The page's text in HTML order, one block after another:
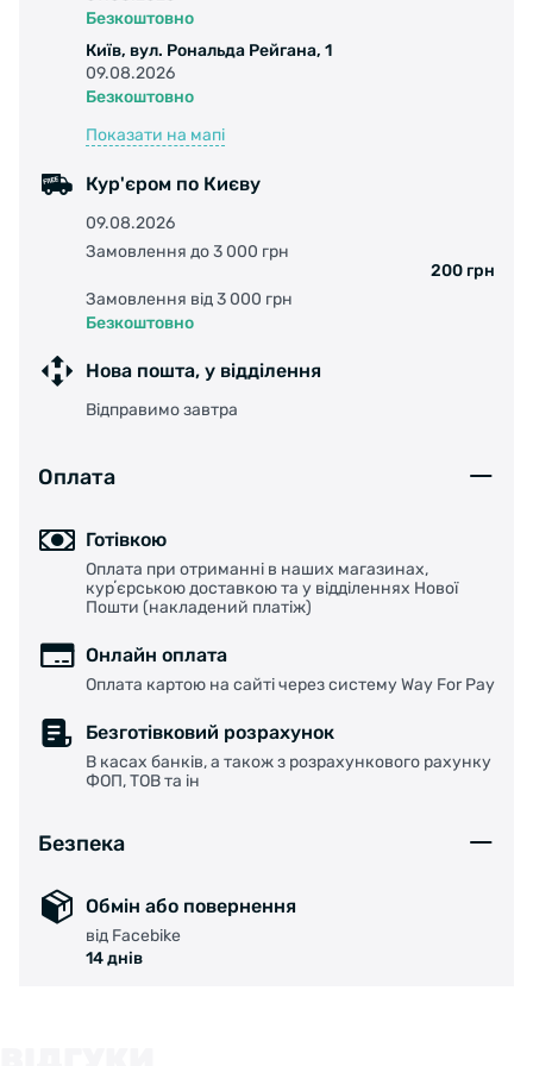
Характеристики:
Назначение: Дорожные и гоночные
велосипеды;
установка крепежа/Быстросъемный;
Безкоштовно
Київ, вул. Рональда Рейгана, 1
09.08.2026
Безкоштовно
Показати на мапі
Кур'єром по Києву
09.08.2026
Замовлення до 3 000 грн
200 грн
Замовлення від 3 000 грн
Безкоштовно
Нова пошта, у відділення
Відправимо завтра
Оплата
Готівкою
Оплата при отриманні в наших магазинах,
курʼєрською доставкою та у відділеннях Нової
Пошти (накладений платіж)
Онлайн оплата
Оплата картою на сайті через систему Way For Pay
Безготівковий розрахунок
В касах банків, а також з розрахункового рахунку
ФОП, ТОВ та ін
Безпека
Обмін або повернення
від Facebike
14 днів